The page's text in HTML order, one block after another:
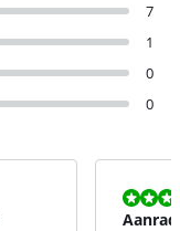
7
1
0
0